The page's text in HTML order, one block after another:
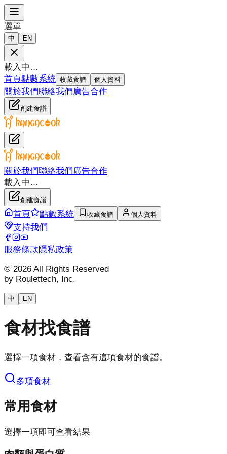
選單
中 EN
載入中…
首頁點數系統 收藏食譜 個人資料
關於我們聯絡我們廣告合作
創建食譜
關於我們聯絡我們廣告合作
載入中…
創建食譜
首頁 點數系統 收藏食譜 個人資料
支持我們
服務條款隱私政策
© 2026 All Rights Reserved
by Roulettech, Inc.
中 EN
食材找食譜
選擇一項食材，查看含有這項食材的食譜。
多項食材
常用食材
選擇一項即可查看結果